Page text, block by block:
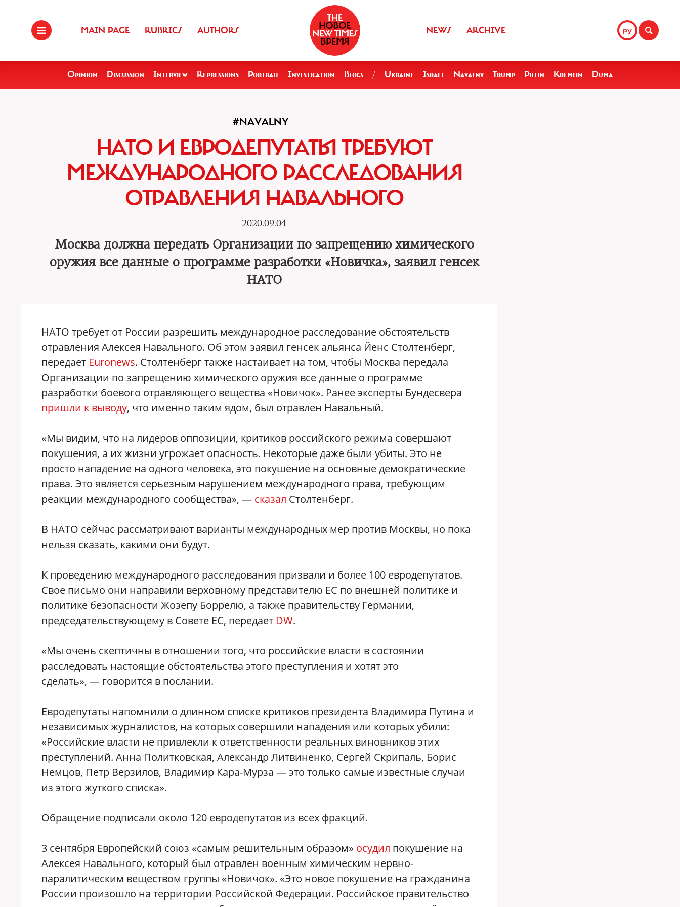
MAIN PAGE RUBRICS AUTHORS РУ
NEWS ARCHIVE
Opinion Discussion Interview Repressions Portrait Investigation Blogs / Ukraine Israel Navalny Trump Putin Kremlin Duma
#NAVALNY
НАТО И ЕВРОДЕПУТАТЫ ТРЕБУЮТ
МЕЖДУНАРОДНОГО РАССЛЕДОВАНИЯ
ОТРАВЛЕНИЯ НАВАЛЬНОГО
2020.09.04
Москва должна передать Организации по запрещению химического
оружия все данные о программе разработки «Новичка», заявил генсек
НАТО
НАТО требует от России разрешить международное расследование обстоятельств
отравления Алексея Навального. Об этом заявил генсек альянса Йенс Столтенберг,
передает Euronews. Столтенберг также настаивает на том, чтобы Москва передала
Организации по запрещению химического оружия все данные о программе
разработки боевого отравляющего вещества «Новичок». Ранее эксперты Бундесвера
пришли к выводу, что именно таким ядом, был отравлен Навальный.
«Мы видим, что на лидеров оппозиции, критиков российского режима совершают
покушения, а их жизни угрожает опасность. Некоторые даже были убиты. Это не
просто нападение на одного человека, это покушение на основные демократические
права. Это является серьезным нарушением международного права, требующим
реакции международного сообщества», — сказал Столтенберг.
В НАТО сейчас рассматривают варианты международных мер против Москвы, но пока
нельзя сказать, какими они будут.
К проведению международного расследования призвали и более 100 евродепутатов.
Свое письмо они направили верховному представителю ЕС по внешней политике и
политике безопасности Жозепу Боррелю, а также правительству Германии,
председательствующему в Совете ЕС, передает DW.
«Мы очень скептичны в отношении того, что российские власти в состоянии
расследовать настоящие обстоятельства этого преступления и хотят это
сделать», — говорится в послании.
Евродепутаты напомнили о длинном списке критиков президента Владимира Путина и
независимых журналистов, на которых совершили нападения или которых убили:
«Российские власти не привлекли к ответственности реальных виновников этих
преступлений. Анна Политковская, Александр Литвиненко, Сергей Скрипаль, Борис
Немцов, Петр Верзилов, Владимир Кара-Мурза — это только самые известные случаи
из этого жуткого списка».
Обращение подписали около 120 евродепутатов из всех фракций.
3 сентября Европейский союз «самым решительным образом» осудил покушение на
Алексея Навального, который был отравлен военным химическим нервно-
паралитическим веществом группы «Новичок». «Это новое покушение на гражданина
России произошло на территории Российской Федерации. Российское правительство